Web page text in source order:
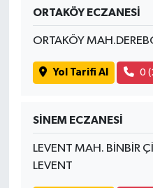
ORTAKÖY ECZANESİ
ORTAKÖY
Yol Tarifi Al 0
SİNEM ECZANESİ
LEVENT MAH. BİNBİR
LEVENT